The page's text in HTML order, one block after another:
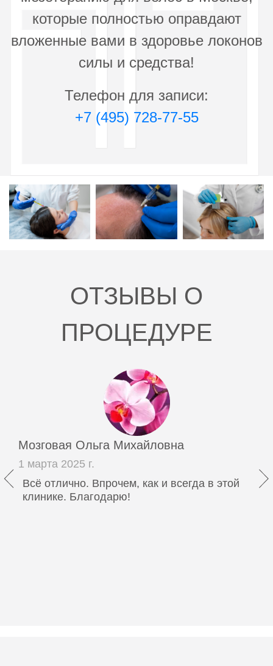
которые полностью оправдают
вложенные вами в здоровье локонов
силы и средства!
Телефон для записи:
+7 (495) 728-77-55
ОТЗЫВЫ О
ПРОЦЕДУРЕ
Мозговая Ольга Михайловна
1 марта 2025 г.
Всё отлично. Впрочем, как и всегда в этой
клинике. Благодарю!